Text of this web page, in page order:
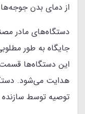
از دمای بدن
دستگاه‌های مادر
جایگاه به طور
این دستگاه‌ها
هدایت می‌شود.
توصیه توسط سازنده